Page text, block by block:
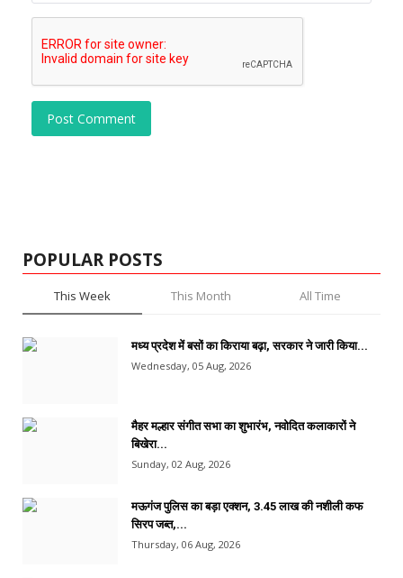
Post Comment
POPULAR POSTS
This Week This Month All Time
मध्य प्रदेश में बसों का किराया बढ़ा, सरकार ने जारी किया...
Wednesday, 05 Aug, 2026
मैहर मल्हार संगीत सभा का शुभारंभ, नवोदित कलाकारों ने
बिखेरा...
Sunday, 02 Aug, 2026
मऊगंज पुलिस का बड़ा एक्शन, 3.45 लाख की नशीली कफ
सिरप जब्त,...
Thursday, 06 Aug, 2026